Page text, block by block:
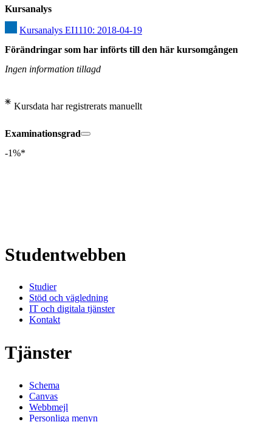
Kursanalys
Kursanalys EI1110: 2018-04-19
Förändringar som har införts till den här kursomgången
Ingen information tillagd
Kursdata har registrerats manuellt
Examinationsgrad
-1%*
Studentwebben
Studier
Stöd och vägledning
IT och digitala tjänster
Kontakt
Tjänster
Schema
Canvas
Webbmejl
Personliga menyn